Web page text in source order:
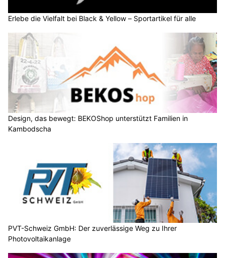
Erlebe die Vielfalt bei Black & Yellow – Sportartikel für alle
Design, das bewegt: BEKOShop unterstützt Familien in
Kambodscha
PVT-Schweiz GmbH: Der zuverlässige Weg zu Ihrer
Photovoltaikanlage